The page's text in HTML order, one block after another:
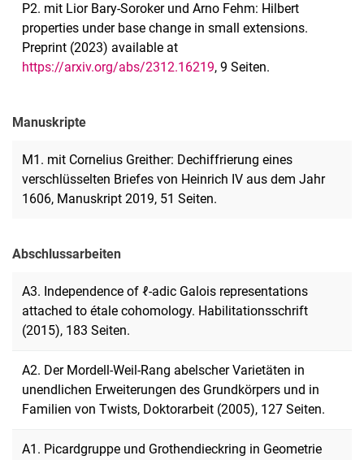
P2. mit Lior Bary-Soroker und Arno Fehm: Hilbert
properties under base change in small extensions.
Preprint (2023) available at
https://arxiv.org/abs/2312.16219, 9 Seiten.
Manuskripte
M1. mit Cornelius Greither: Dechiffrierung eines
verschlüsselten Briefes von Heinrich IV aus dem Jahr
1606, Manuskript 2019, 51 Seiten.
Abschlussarbeiten
A3. Independence of ℓ-adic Galois representations
attached to étale cohomology. Habilitationsschrift
(2015), 183 Seiten.
A2. Der Mordell-Weil-Rang abelscher Varietäten in
unendlichen Erweiterungen des Grundkörpers und in
Familien von Twists, Doktorarbeit (2005), 127 Seiten.
A1. Picardgruppe und Grothendieckring in Geometrie